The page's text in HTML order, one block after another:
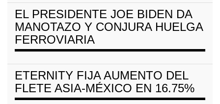
EL PRESIDENTE JOE BIDEN DA
MANOTAZO Y CONJURA HUELGA
FERROVIARIA
ETERNITY FIJA AUMENTO DEL
FLETE ASIA-MÉXICO EN 16.75%